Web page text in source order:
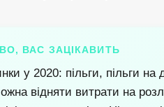
ВАС ЗАЦІКАВИТЬ
у 2020: пільги, пільги на
відняти витрати на